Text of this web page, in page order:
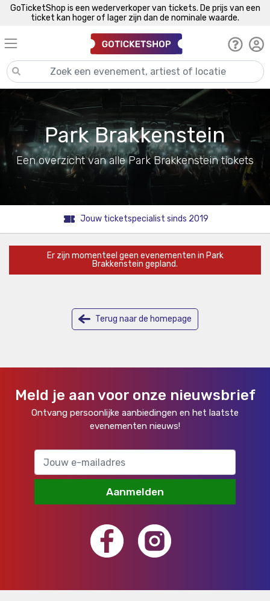
GoTicketShop is een wederverkoper van tickets. De prijs van een
ticket kan hoger of lager zijn dan de nominale waarde.
Park Brakkenstein
Een overzicht van alle Park Brakkenstein tickets
Jouw ticketspecialist sinds 2019
Er zijn momenteel geen evenementen in Park
Brakkenstein gepland.
Terug naar de homepage
Meld je aan voor onze nieuwsbrief
Ontvang persoonlijke aanbiedingen en het laatste
evenementen nieuws!
Aanmelden